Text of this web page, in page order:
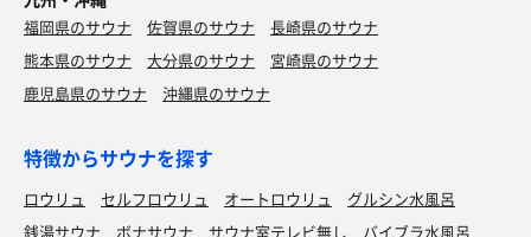
福岡県のサウナ 佐賀県のサウナ
長崎県のサウナ
熊本県のサウナ
大分県のサウナ
宮崎県のサウナ
鹿児島県のサウナ
沖縄県のサウナ
特徴からサウナを探す
ロウリュ セルフロウリュ オートロウリュ
グルシン水風呂
銭湯サウナ
ボナサウナ サウナ室テレビ無し
バイブラ水風呂